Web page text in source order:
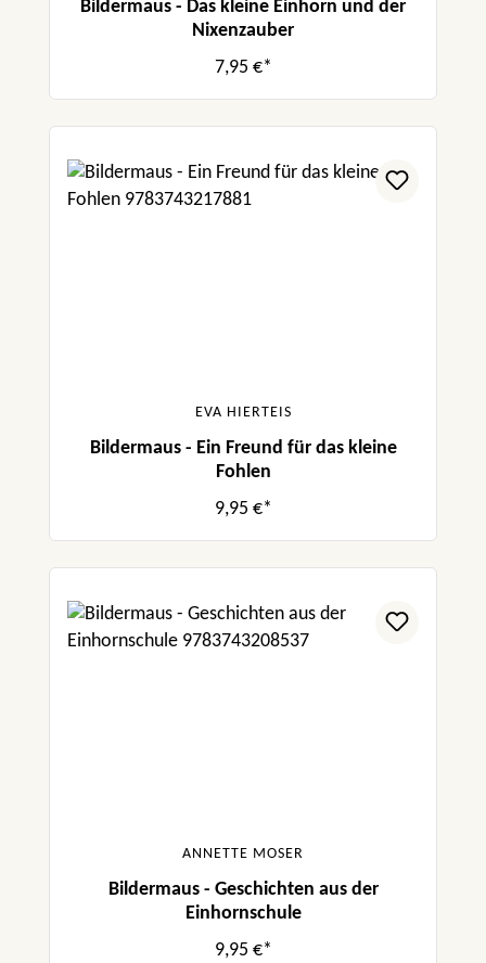
Bildermaus - Das kleine Einhorn und der
Nixenzauber
7,95 €*
EVA HIERTEIS
Bildermaus - Ein Freund für das kleine
Fohlen
9,95 €*
ANNETTE MOSER
Bildermaus - Geschichten aus der
Einhornschule
9,95 €*